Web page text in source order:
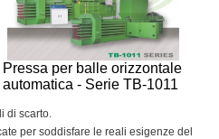
Pressa per balle orizzontale
automatica - Serie TB-1011
di scarto.
per soddisfare le reali esigenze del